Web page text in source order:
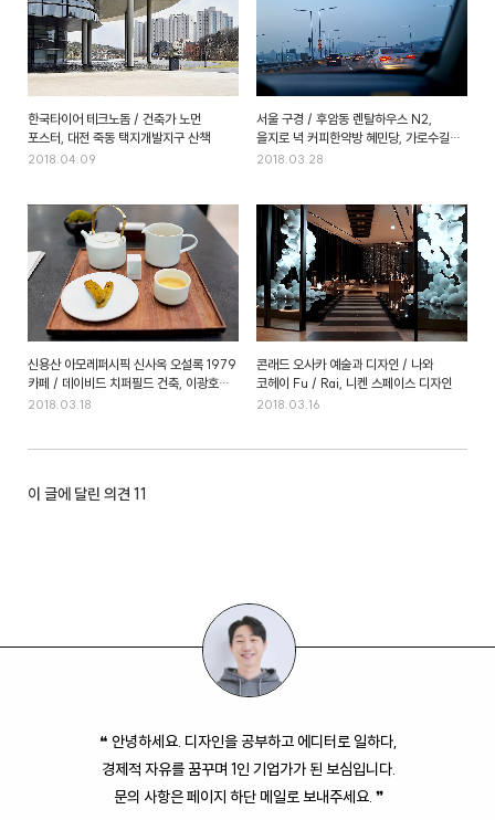
한국타이어 테크노돔 / 건축가 노먼
포스터, 대전 죽동 택지개발지구 산책
2018.04.09
서울 구경 / 후암동 렌탈하우스 N2,
을지로 녁 커피한약방 혜민당, 가로수길
애플스토어 콴안다오, 이태원 한남동
2018.03.28
신용산 아모레퍼시픽 신사옥 오설록 1979
카페 / 데이비드 치퍼필드 건축, 이광호
작가 조명과 가구, 이인화 작가 도자기
2018.03.18
콘래드 오사카 예술과 디자인 / 나와
코헤이 Fu / Rai, 니켄 스페이스 디자인
2018.03.16
이 글에 달린 의견 11
❝ 안녕하세요. 디자인을 공부하고 에디터로 일하다,
경제적 자유를 꿈꾸며 1인 기업가가 된 보심입니다.
문의 사항은 페이지 하단 메일로 보내주세요. ❞